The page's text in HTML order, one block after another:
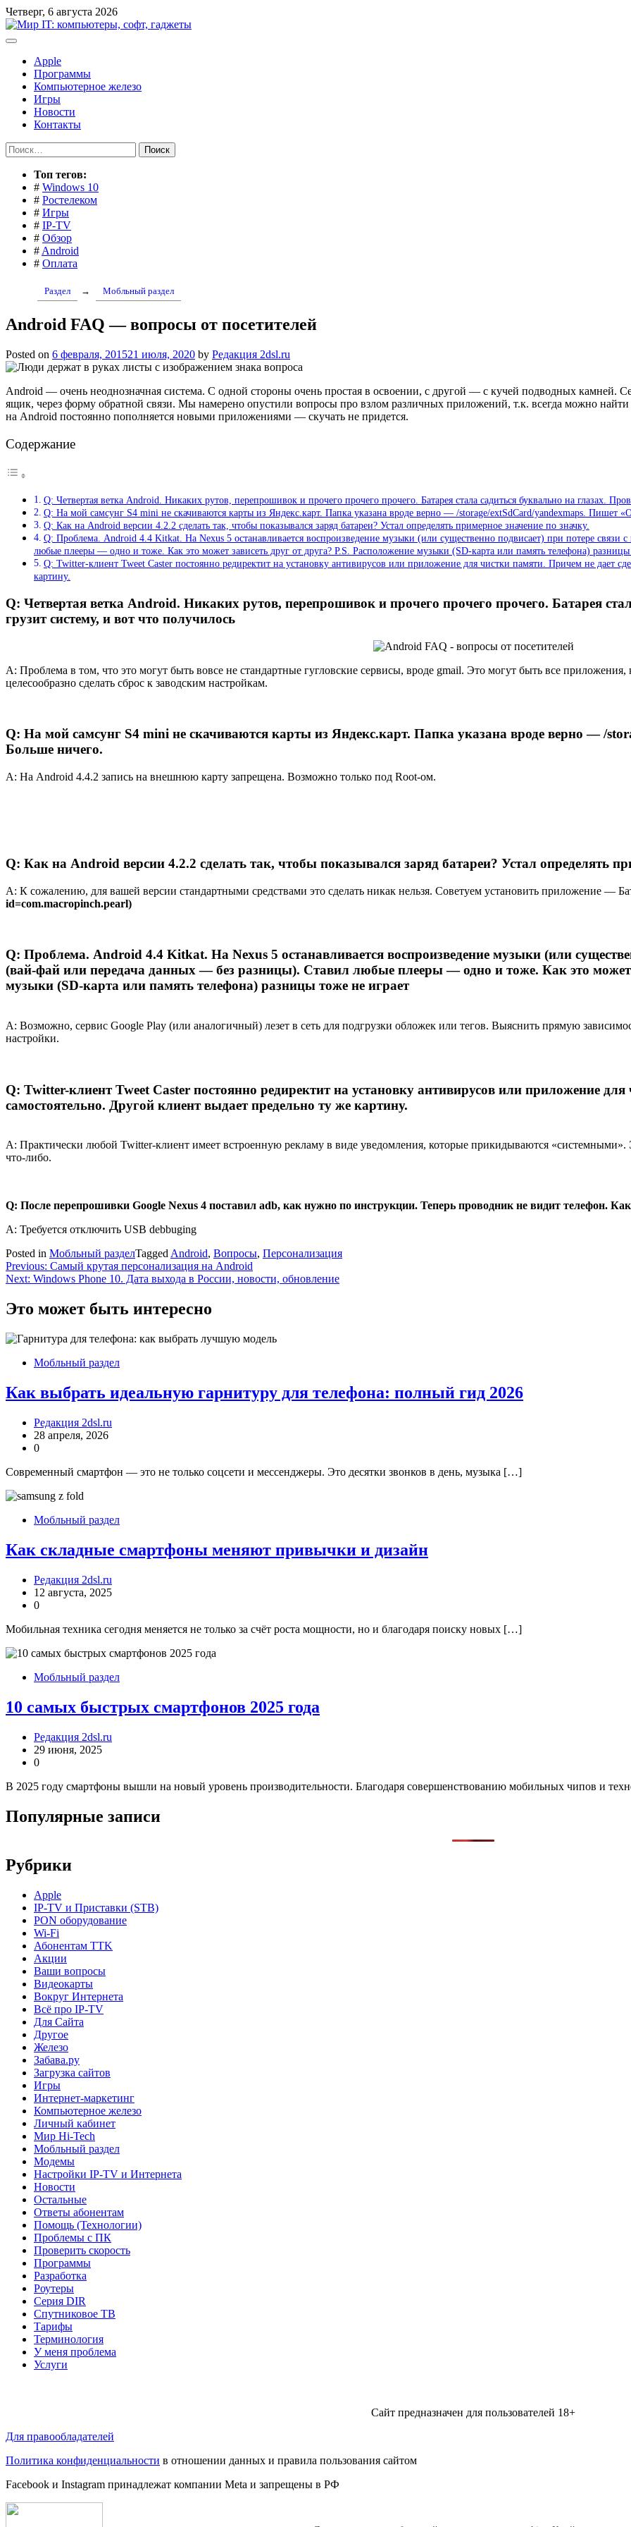
Перейти
к
содержимому
Четверг, 6 августа 2026
Apple
Программы
Компьютерное железо
Игры
Новости
Контакты
Найти:
Toп тегов:
# Windows 10
# Ростелеком
# Игры
# IP-TV
# Обзор
# Android
# Оплата
Раздел → Мобльный раздел
Android FAQ — вопросы от посетителей
Posted on 6 февраля, 201521 июля, 2020 by Редакция 2dsl.ru
Android — очень неоднозначная система. С одной стороны очень простая в освоении, с другой — с кучей подводных камней.
ящик, через форму обратной связи. Мы намерено опустили вопросы про взлом различных приложений, т.к. всегда можно найти
на Android постоянно пополняется новыми приложениями — скучать не придется.
Содержание
Q: Четвертая ветка Android. Никаких рутов, перепрошивок и прочего прочего прочего. Батарея стала садиться буквально на глазах.
Q: На мой самсунг S4 mini не скачиваются карты из Яндекс.карт. Папка указана вроде верно — /storage/extSdCard/yandexmaps. Пишет
Q: Как на Android версии 4.2.2 сделать так, чтобы показывался заряд батареи? Устал определять примерное значение по значку.
Q: Проблема. Android 4.4 Kitkat. На Nexus 5 останавливается воспроизведение музыки (или существенно подвисает) при потере
любые плееры — одно и тоже. Как это может зависеть друг от друга? P.S. Расположение музыки (SD-карта или память телефона) разницы
Q: Twitter-клиент Tweet Caster постоянно редиректит на установку антивирусов или приложение для чистки памяти. Причем не дает
картину.
Q: Четвертая ветка Android. Никаких рутов, перепрошивок и прочего прочего прочего. Батарея
грузит систему, и вот что получилось
A: Проблема в том, что это могут быть вовсе не стандартные гугловские сервисы, вроде gmail. Это могут быть все
целесообразно сделать сброс к заводским настройкам.
Q: На мой самсунг S4 mini не скачиваются карты из Яндекс.карт. Папка указана вроде верно — /
Больше ничего.
A: На Android 4.4.2 запись на внешнюю карту запрещена. Возможно только под Root-ом.
Q: Как на Android версии 4.2.2 сделать так, чтобы показывался заряд батареи? Устал определять
A: К сожалению, для вашей версии стандартными средствами это сделать никак нельзя. Советуем установить приложение —
id=com.macropinch.pearl)
Q: Проблема. Android 4.4 Kitkat. На Nexus 5 останавливается воспроизведение музыки (или
(вай-фай или передача данных — без разницы). Ставил любые плееры — одно и тоже. Как это может
музыки (SD-карта или память телефона) разницы тоже не играет
A: Возможно, сервис Google Play (или аналогичный) лезет в сеть для подгрузки обложек или тегов. Выяснить прямую
настройки.
Q: Twitter-клиент Tweet Caster постоянно редиректит на установку антивирусов или приложение
самостоятельно. Другой клиент выдает предельно ту же картину.
A: Практически любой Twitter-клиент имеет встроенную рекламу в виде уведомления, которые прикидываются «системными».
что-либо.
Q: После перепрошивки Google Nexus 4 поставил adb, как нужно по инструкции. Теперь проводник не видит телефон.
A: Требуется отключить USB debbuging
Posted in Мобльный разделTagged Android, Вопросы, Персонализация
Навигация
по
записям
Previous: Самый крутая персонализация на Android
Next: Windows Phone 10. Дата выхода в России, новости, обновление
Это может быть интересно
Мобльный раздел
Как выбрать идеальную гарнитуру для телефона: полный гид 2026
Редакция 2dsl.ru
28 апреля, 2026
0
Современный смартфон — это не только соцсети и мессенджеры. Это десятки звонков в день, музыка […]
Мобльный раздел
Как складные смартфоны меняют привычки и дизайн
Редакция 2dsl.ru
12 августа, 2025
0
Мобильная техника сегодня меняется не только за счёт роста мощности, но и благодаря поиску новых […]
Мобльный раздел
10 самых быстрых смартфонов 2025 года
Редакция 2dsl.ru
29 июня, 2025
0
В 2025 году смартфоны вышли на новый уровень производительности. Благодаря совершенствованию мобильных чипов и
Популярные записи
Рубрики
Apple
IP-TV и Приставки (STB)
PON оборудование
Wi-Fi
Абонентам TTK
Акции
Ваши вопросы
Видеокарты
Вокруг Интернета
Всё про IP-TV
Для Сайта
Другое
Железо
Забава.ру
Загрузка сайтов
Игры
Интернет-маркетинг
Компьютерное железо
Личный кабинет
Мир Hi-Tech
Мобльный раздел
Модемы
Настройки IP-TV и Интернета
Новости
Остальные
Ответы абонентам
Помощь (Технологии)
Проблемы с ПК
Проверить скорость
Программы
Разработка
Роутеры
Серия DIR
Спутниковое ТВ
Тарифы
Терминология
У меня проблема
Услуги
Сайт предназначен для пользователей 18+
Для правообладателей
Политика конфиденциальности в отношении данных и правила пользования сайтом
Facebook и Instagram принадлежат компании Metа и запрещены в РФ